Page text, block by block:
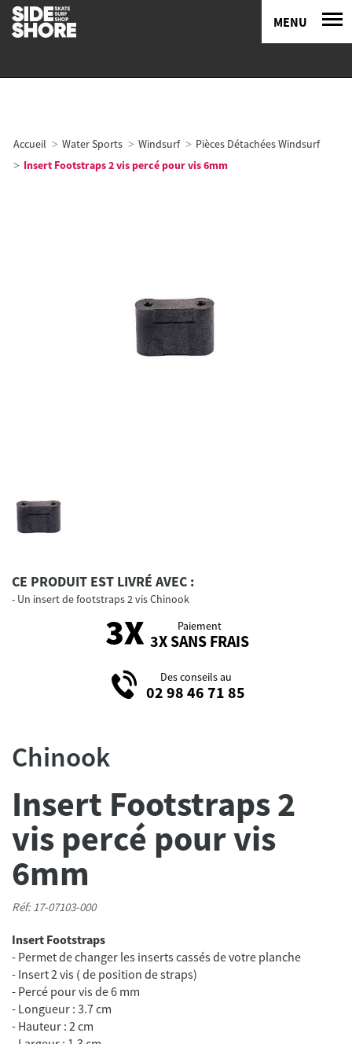
MENU
Accueil Water Sports Windsurf
Pièces Détachées Windsurf
Insert Footstraps 2 vis percé pour vis 6mm
CE PRODUIT EST LIVRÉ AVEC :
Un insert de footstraps 2 vis Chinook
Paiement
3X SANS FRAIS
Des conseils au
02 98 46 71 85
Chinook
Insert Footstraps 2
vis percé pour vis
6mm
Réf: 17-07103-000
Insert Footstraps
- Permet de changer les inserts cassés de votre planche
- Insert 2 vis ( de position de straps)
- Percé pour vis de 6 mm
- Longueur : 3.7 cm
- Hauteur : 2 cm